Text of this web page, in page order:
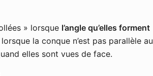
» lorsque l’angle qu’elles forment
la conque n’est pas parallèle au
elles sont vues de face.